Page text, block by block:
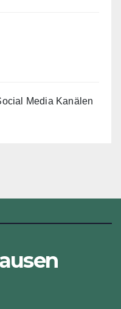
Media Kanälen